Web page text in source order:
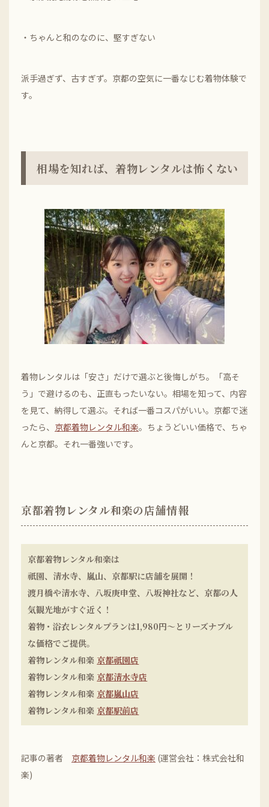
・ちゃんと和のなのに、堅すぎない
派手過ぎず、古すぎず。京都の空気に一番なじむ着物体験で
す。
相場を知れば、着物レンタルは怖くない
着物レンタルは「安さ」だけで選ぶと後悔しがち。「高そ
う」で避けるのも、正直もったいない。相場を知って、内容
を見て、納得して選ぶ。それば一番コスパがいい。京都で迷
ったら、 京都着物レンタル和楽。ちょうどいい価格で、ちゃ
んと京都。それ一番強いです。
京都着物レンタル和楽の店舗情報
京都着物レンタル和楽は
祇園、清水寺、嵐山、京都駅に店舗を展開！
渡月橋や清水寺、八坂庚申堂、八坂神社など、京都の人
気観光地がすぐ近く！
着物・浴衣レンタルプランは1,980円〜とリーズナブル
な価格でご提供。
着物レンタル和楽 京都祇園店
着物レンタル和楽 京都清水寺店
着物レンタル和楽 京都嵐山店
着物レンタル和楽 京都駅前店
記事の著者 京都着物レンタル和楽 (運営会社：株式会社和
楽)